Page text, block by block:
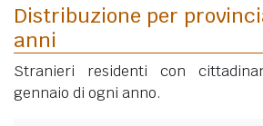
Distribuzione per
anni
Stranieri residenti con
gennaio di ogni anno.